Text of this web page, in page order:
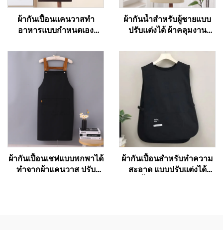
ผ้ากันเปื้อนแคนวาสทำ
อาหารแบบกำหนดเอง
พนักงานเสิร์ฟ ผ้ากันเปื้อน
ครัวพื้นฐานราคาถูกสำหรับ
วันหยุด แบบติดอก ผลิตจาก
วัสดุอินทรีย์ ใช้สำหรับวาด
ผ้ากันน้ำสำหรับผู้ชายแบบ
ปรับแต่งได้ ผ้าคลุมงาน
พร้อมกระเป๋า
ผ้ากันเปื้อนเชฟแบบพกพาได้
ทำจากผ้าแคนวาส ปรับ
ผ้ากันเปื้อนสำหรับทำความ
สะอาด แบบปรับแต่งได้